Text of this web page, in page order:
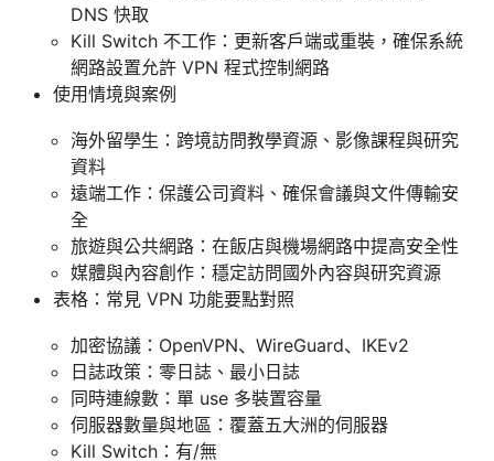
DNS 快取
Kill Switch 不工作：更新客戶端或重裝，確保系統
網路設置允許 VPN 程式控制網路
使用情境與案例
海外留學生：跨境訪問教學資源、影像課程與研究
資料
遠端工作：保護公司資料、確保會議與文件傳輸安
全
旅遊與公共網路：在飯店與機場網路中提高安全性
媒體與內容創作：穩定訪問國外內容與研究資源
表格：常見 VPN 功能要點對照
加密協議：OpenVPN、WireGuard、IKEv2
日誌政策：零日誌、最小日誌
同時連線數：單 use 多裝置容量
伺服器數量與地區：覆蓋五大洲的伺服器
Kill Switch：有/無